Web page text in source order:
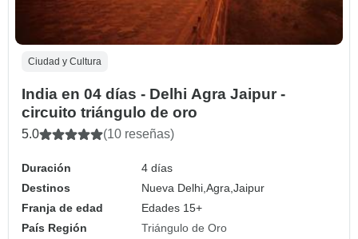
Ciudad y Cultura
India en 04 días - Delhi Agra Jaipur -
circuito triángulo de oro
5.0 (10 reseñas)
Duración
4 días
Destinos
Nueva Delhi,Agra,Jaipur
Franja de edad
Edades 15+
País Región
Triángulo de Oro